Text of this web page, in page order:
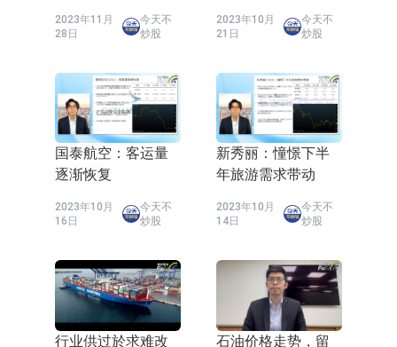
2023年11月
28日
今天不
炒股
2023年10月
21日
今天不
炒股
国泰航空：客运量
逐渐恢复
2023年10月
16日
今天不
炒股
新秀丽：憧憬下半
年旅游需求带动
2023年10月
14日
今天不
炒股
行业供过於求难改
石油价格走势，留